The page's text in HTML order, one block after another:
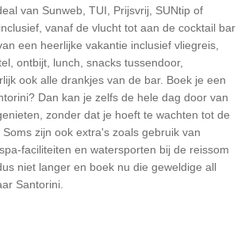
van Sunweb, TUI, Prijsvrij, SUNtip of
vanaf de vlucht tot aan de cocktail bar
een heerlijke vakantie inclusief vliegreis,
ontbijt, lunch, snacks tussendoor,
ook alle drankjes van de bar. Boek je een
? Dan kan je zelfs de hele dag door van
zonder dat je hoeft te wachten tot de
zijn ook extra's zoals gebruik van
faciliteiten en watersporten bij de reissom
niet langer en boek nu die geweldige all
Santorini